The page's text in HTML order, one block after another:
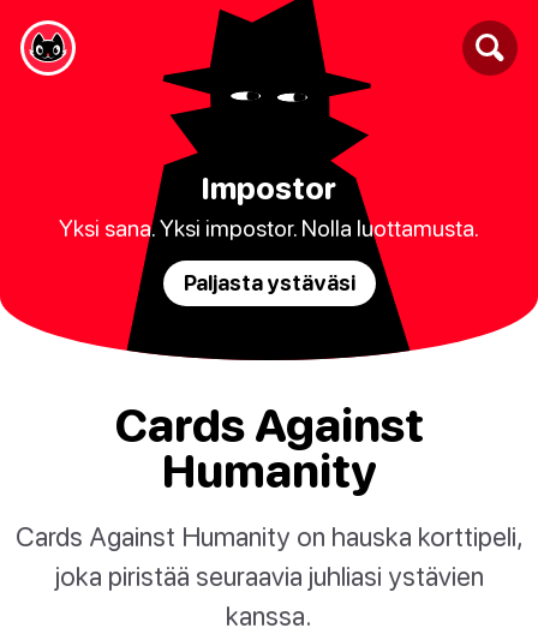
Impostor
Yksi sana. Yksi impostor. Nolla luottamusta.
Paljasta ystäväsi
Cards Against
Humanity
Cards Against Humanity on hauska korttipeli,
joka piristää seuraavia juhliasi ystävien
kanssa.